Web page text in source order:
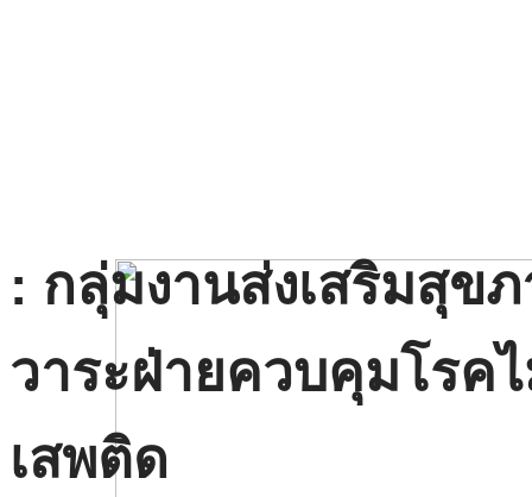
: กลุ่มงานส่งเสริมสุข
วาระฝ่ายควบคุมโรค
เสพติด